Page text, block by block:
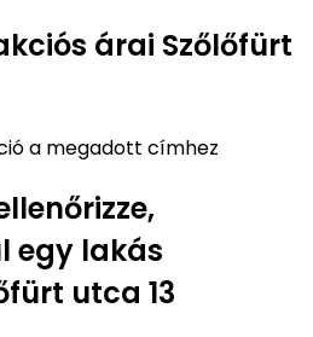
árai Szőlőfürt
a megadott címhez
egy lakás
utca 13